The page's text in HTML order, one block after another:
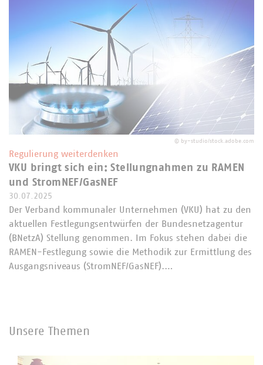
© by-studio/stock.adobe.com
Regulierung weiterdenken
VKU bringt sich ein: Stellungnahmen zu RAMEN
und StromNEF/GasNEF
30.07.2025
Der Verband kommunaler Unternehmen (VKU) hat zu den
aktuellen Festlegungsentwürfen der Bundesnetzagentur
(BNetzA) Stellung genommen. Im Fokus stehen dabei die
RAMEN-Festlegung sowie die Methodik zur Ermittlung des
Ausgangsniveaus (StromNEF/GasNEF).…
Unsere Themen